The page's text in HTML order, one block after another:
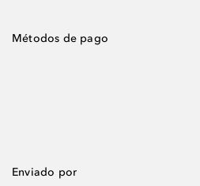
Métodos de pago
Enviado por